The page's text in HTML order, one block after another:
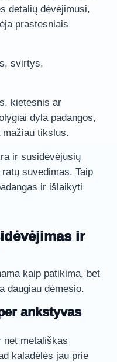
detalių dėvėjimusi,
prastesniais
svirtys,
kietesnis ar
dyla padangos,
mažiau tikslus.
ir susidėvėjusių
suvedimas. Taip
ir išlaikyti
ir
kaip patikima, bet
daugiau dėmesio.
ankstyvas
net metališkas
kaladėlės jau prie